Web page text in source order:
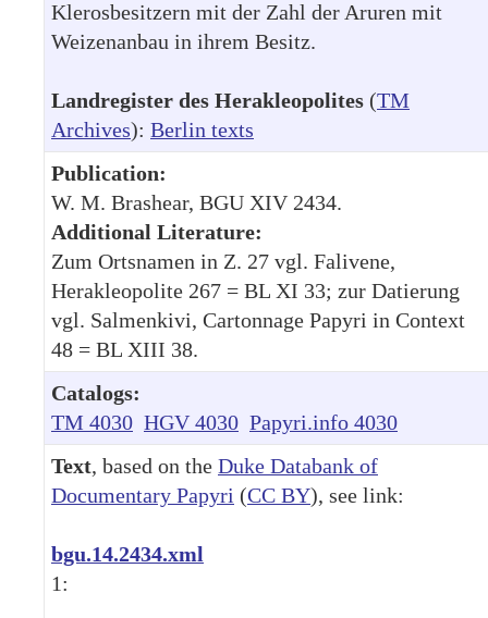
Klerosbesitzern mit der Zahl der Aruren mit
Weizenanbau in ihrem Besitz.
Landregister des Herakleopolites (TM
Archives): Berlin texts
Publication:
W. M. Brashear, BGU XIV 2434.
Additional Literature:
Zum Ortsnamen in Z. 27 vgl. Falivene,
Herakleopolite 267 = BL XI 33; zur Datierung
vgl. Salmenkivi, Cartonnage Papyri in Context
48 = BL XIII 38.
Catalogs:
TM 4030 HGV 4030 Papyri.info 4030
Text, based on the Duke Databank of
Documentary Papyri (CC BY), see link:
bgu.14.2434.xml
1: